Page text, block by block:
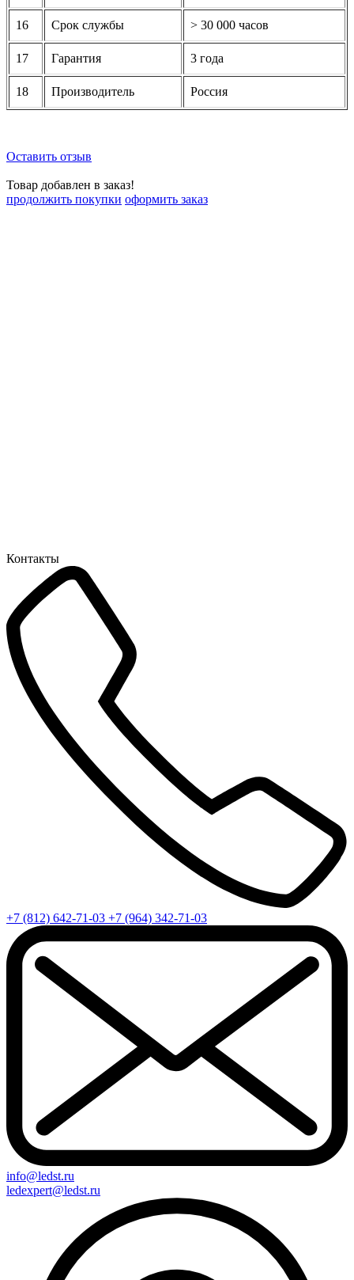
16 Срок службы > 30 000 часов
17 Гарантия 3 года
18 Производитель Россия
Оставить отзыв
Товар добавлен в заказ!
продолжить покупки оформить заказ
Контакты
+7 (812) 642-71-03 +7 (964) 342-71-03
info@ledst.ru
ledexpert@ledst.ru